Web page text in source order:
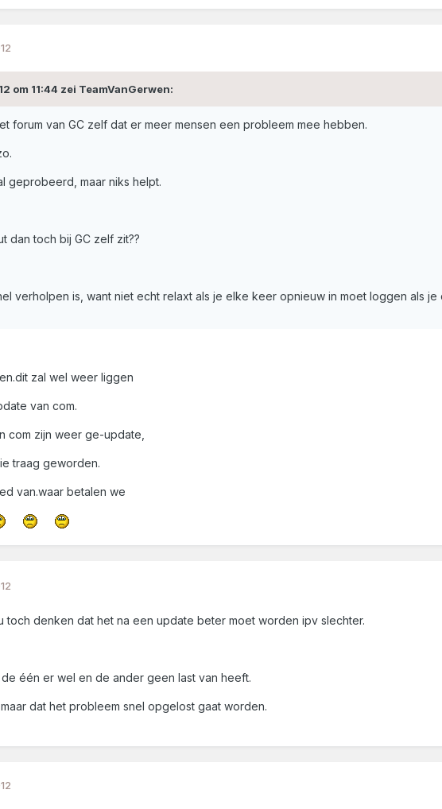
om 11:44 zei TeamVanGerwen:
forum van GC zelf dat er meer mensen een probleem mee hebben.
geprobeerd, maar niks helpt.
dan toch bij GC zelf zit??
verholpen is, want niet echt relaxt als je elke keer opnieuw in moet loggen als
zal wel weer liggen
van com.
com zijn weer ge-update,
traag geworden.
van.waar betalen we
toch denken dat het na een update beter moet worden ipv slechter.
één er wel en de ander geen last van heeft.
dat het probleem snel opgelost gaat worden.